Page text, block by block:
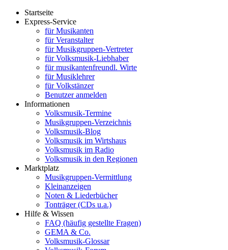
Startseite
Express-Service
für Musikanten
für Veranstalter
für Musikgruppen-Vertreter
für Volksmusik-Liebhaber
für musikantenfreundl. Wirte
für Musiklehrer
für Volkstänzer
Benutzer anmelden
Informationen
Volksmusik-Termine
Musikgruppen-Verzeichnis
Volksmusik-Blog
Volksmusik im Wirtshaus
Volksmusik im Radio
Volksmusik in den Regionen
Marktplatz
Musikgruppen-Vermittlung
Kleinanzeigen
Noten & Liederbücher
Tonträger (CDs u.a.)
Hilfe & Wissen
FAQ (häufig gestellte Fragen)
GEMA & Co.
Volksmusik-Glossar